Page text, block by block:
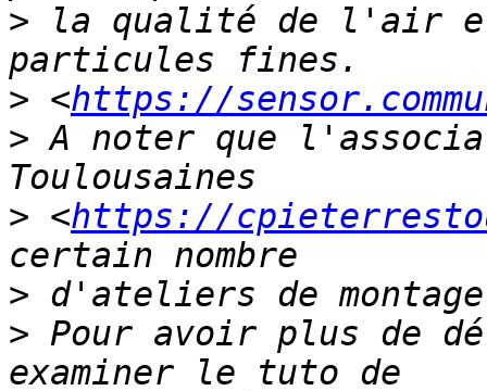
> la qualité de l'air
> <https://
> A noter que
> <https://
>
> Pour avoir plus de